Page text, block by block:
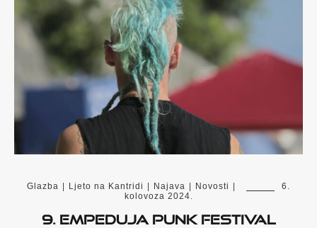
Glazba | Ljeto na Kantridi | Najava | Novosti |
6.
kolovoza 2024.
9. Empeduja Punk Festival